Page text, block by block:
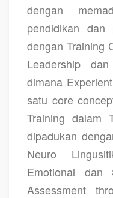
dengan
pendidikan dan
dengan Training
Leadership
dimana
satu core
Training dalam
dipadukan
Neuro
Emotional dan
Assessment